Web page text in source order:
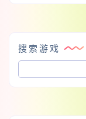
搜索游戏